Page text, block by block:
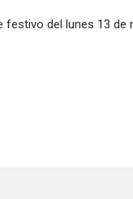
festivo del lunes 13